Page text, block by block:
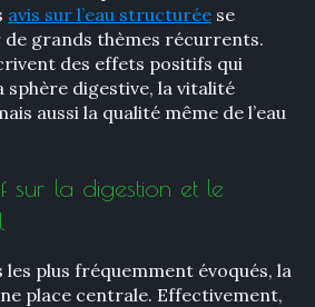
avis sur l’eau structurée se
grands thèmes récurrents.
des effets positifs qui
sphère digestive, la vitalité
aussi la qualité même de l’eau
sur la digestion et le
les plus fréquemment évoqués, la
place centrale. Effectivement,